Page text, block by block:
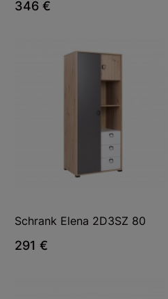
346 €
Schrank Elena 2D3SZ 80
291 €